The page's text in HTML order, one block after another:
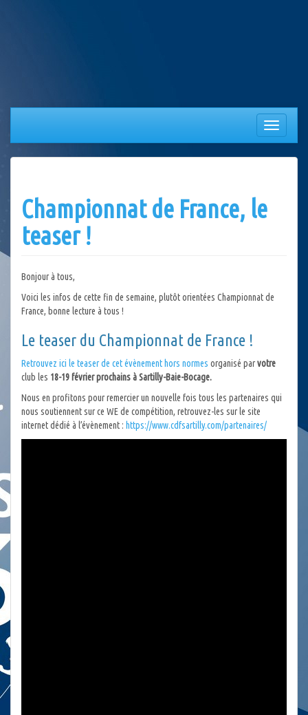
Afficher/
la
Championnat de France, le
teaser !
Bonjour à tous,
Voici les infos de cette fin de semaine, plutôt orientées Championnat de
France, bonne lecture à tous !
Le teaser du Championnat de France !
Retrouvez ici le teaser de cet évènement hors normes organisé parvotre
club les 18-19 février prochains à Sartilly-Baie-Bocage.
Nous en profitons pour remercier un nouvelle fois tous les partenaires qui
nous soutiennent sur ce WE de compétition, retrouvez-les sur le site
internet dédié à l’évènement : https://www.cdfsartilly.com/partenaires/